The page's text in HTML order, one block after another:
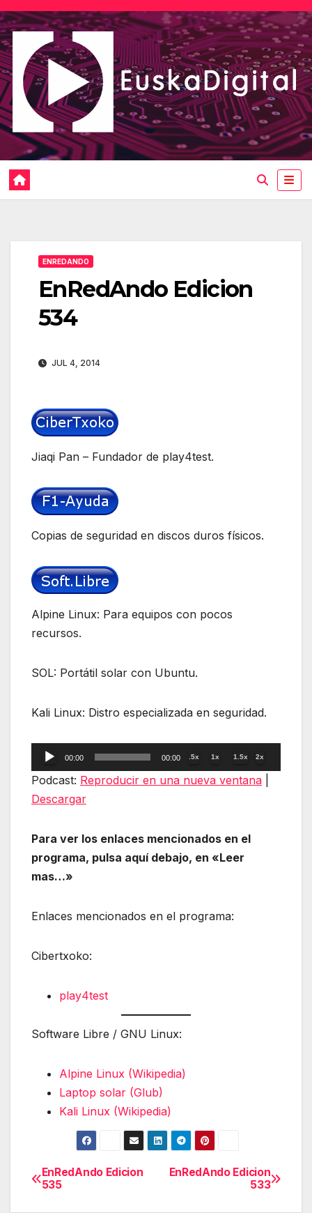
Saltar
al
contenido
ENREDANDO
EnRedAndo Edicion
534
JUL 4, 2014
Jiaqi Pan – Fundador de play4test.
Copias de seguridad en discos duros físicos.
Alpine Linux: Para equipos con pocos
recursos.
SOL: Portátil solar con Ubuntu.
Kali Linux: Distro especializada en seguridad.
Reproductor
de
00:00 00:00 .5x 1x 1.5x 2x
Podcast: Reproducir en una nueva ventana
Descargar
Para ver los enlaces mencionados en el
programa, pulsa aquí debajo, en «Leer
mas…»
Enlaces mencionados en el programa:
Cibertxoko:
play4test
Software Libre / GNU Linux:
Alpine Linux (Wikipedia)
Laptop solar (Glub)
Kali Linux (Wikipedia)
Navegación
EnRedAndo Edicion
533
EnRedAndo Edicion
535